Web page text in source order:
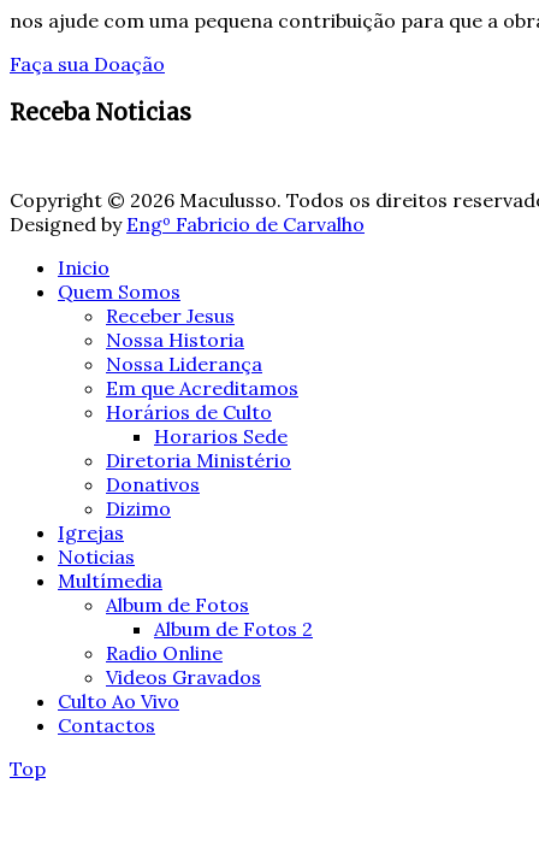
nos ajude com uma pequena contribuição para que a
Faça sua Doação
Receba Noticias
Copyright © 2026 Maculusso. Todos os direitos
Designed by Engº Fabricio de Carvalho
Inicio
Quem Somos
Receber Jesus
Nossa Historia
Nossa Liderança
Em que Acreditamos
Horários de Culto
Horarios Sede
Diretoria Ministério
Donativos
Dizimo
Igrejas
Noticias
Multímedia
Album de Fotos
Album de Fotos 2
Radio Online
Videos Gravados
Culto Ao Vivo
Contactos
Top